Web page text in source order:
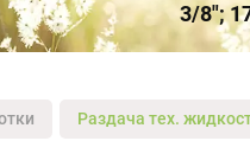
3/8";
Раздача тех.